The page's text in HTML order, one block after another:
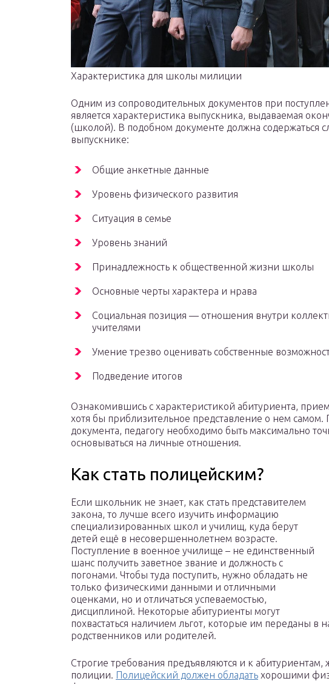
Характеристика для школы милиции
Одним из сопроводительных документов при
является характеристика выпускника, выдаваемая
(школой). В подобном документе должна содержаться
выпускнике:
Общие анкетные данные
Уровень физического развития
Ситуация в семье
Уровень знаний
Принадлежность к общественной жизни школы
Основные черты характера и нрава
Социальная позиция — отношения внутри
учителями
Умение трезво оценивать собственные
Подведение итогов
Ознакомившись с характеристикой абитуриента,
хотя бы приблизительное представление о нем самом.
документа, педагогу необходимо быть максимально
основываться на личные отношения.
Как стать полицейским?
Если школьник не знает, как стать представителем
закона, то лучше всего изучить информацию
специализированных школ и училищ, куда берут
детей ещё в несовершеннолетнем возрасте.
Поступление в военное училище – не единственный
шанс получить заветное звание и должность с
погонами. Чтобы туда поступить, нужно обладать не
только физическими данными и отличными
оценками, но и отличаться успеваемостью,
дисциплиной. Некоторые абитуриенты могут
похвастаться наличием льгот, которые им переданы в
родственников или родителей.
Строгие требования предъявляются и к
полиции. Полицейский должен обладать хорошими